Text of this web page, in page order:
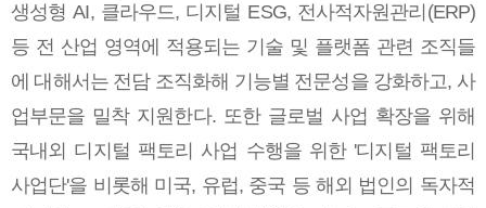
생성형 AI, 클라우드, 디지털 ESG, 전사적자원관리(ERP)
등 전 산업 영역에 적용되는 기술 및 플랫폼 관련 조직들
에 대해서는 전담 조직화해 기능별 전문성을 강화하고, 사
업부문을 밀착 지원한다. 또한 글로벌 사업 확장을 위해
국내외 디지털 팩토리 사업 수행을 위한 '디지털 팩토리
사업단'을 비롯해 미국, 유럽, 중국 등 해외 법인의 독자적